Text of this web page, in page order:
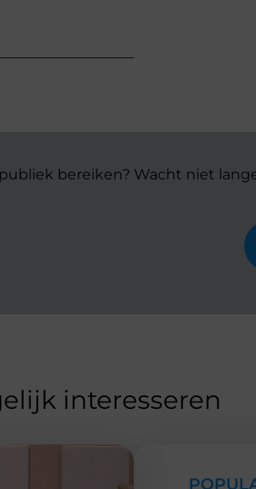
bereiken? Wacht niet
interesseren